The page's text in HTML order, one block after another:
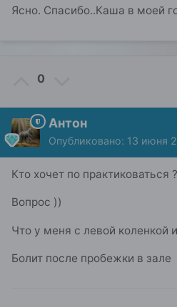
Ясно. Спасибо..Каша в моей
0
Антон
Опубликовано: 13 июня
Кто хочет по практиковаться ?
Вопрос ))
Что у меня с левой коленкой
Болит после пробежки в зале